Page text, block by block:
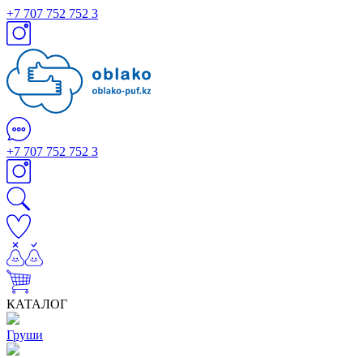
+7 707 752 752 3
+7 707 752 752 3
КАТАЛОГ
Груши